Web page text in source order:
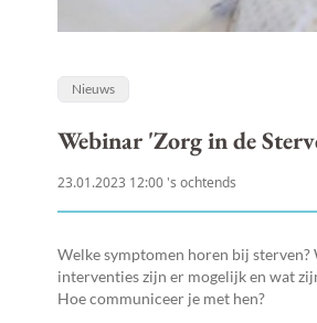
Nieuws
Webinar 'Zorg in de
23.01.2023 12:00 's ochtends
Welke symptomen horen bij
interventies zijn er mogelijk en wat
Hoe communiceer je met hen?